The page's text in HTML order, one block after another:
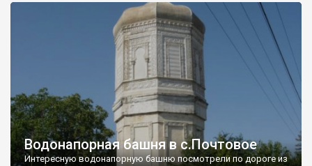
Водонапорная башня в с.Почтовое
Интересную водонапорную башню посмотрели по дороге из